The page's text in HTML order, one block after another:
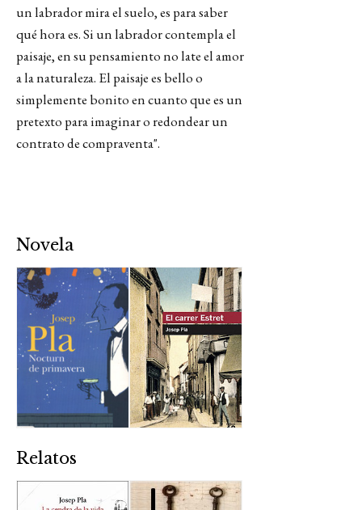
un labrador mira el suelo, es para saber
qué hora es. Si un labrador contempla el
paisaje, en su pensamiento no late el amor
a la naturaleza. El paisaje es bello o
simplemente bonito en cuanto que es un
pretexto para imaginar o redondear un
contrato de compraventa".
Novela
Relatos